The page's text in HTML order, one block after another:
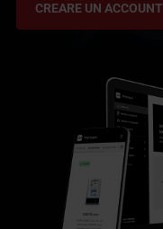
CREARE UN ACCOUNT